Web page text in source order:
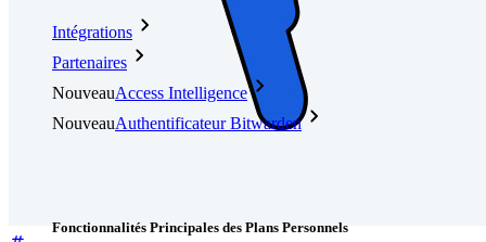
Intégrations
Partenaires
NouveauAccess Intelligence
NouveauAuthentificateur Bitwarden
Fonctionnalités Principales des Plans Personnels